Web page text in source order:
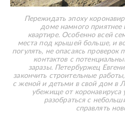
Пережидать эпоху
доме намного приятнее
квартире. Особенно всей
места под крышей больше, и
погулять, не опасаясь проверок
контактов с
заразы. Петербуржец
закончить строительные
с женой и детьми в свой дом в
убежище от коронавируса
разобраться с
справлять